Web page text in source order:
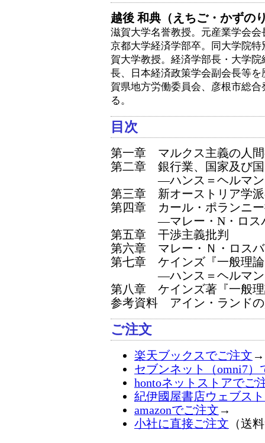
越後 和典（えちご・かずの
滋賀大学名誉教授。元産業学会会
京都大学経済学部卒。同大学院
賀大学教授。経済学部長・大学
長、日本経済政策学会副会長等
賀県地方労働委員会、彦根市総
る。
目次
第一章 マルクス主義の人
第二章 銀行業、国家及び
―ハンス＝ヘルマン
第三章 新オーストリア学
第四章 カール・ポランニ
―マレー・N・ロス
第五章 干渉主義批判
第六章 マレー・Ｎ・ロス
第七章 ケインズ『一般理
―ハンス＝ヘルマン
第八章 ケインズ著『一般
参考資料 アイン・ランド
ご注文
楽天ブックスでご注文 →
セブンネット（omni7）
hontoネットストアでご
紀伊國屋書店ウェブス
amazonでご注文 →
小社に直接ご注文 （送